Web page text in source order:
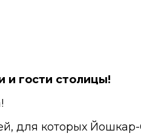
гости столицы!
для которых